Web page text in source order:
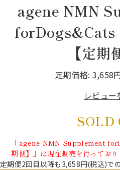
agene NMN
【定期
定期価格: 3,658
レビュー
SOLD
「agene NMN Supplement
期便】」は現在販売を行っており
定期便2回目以降も3,658円(税込)で